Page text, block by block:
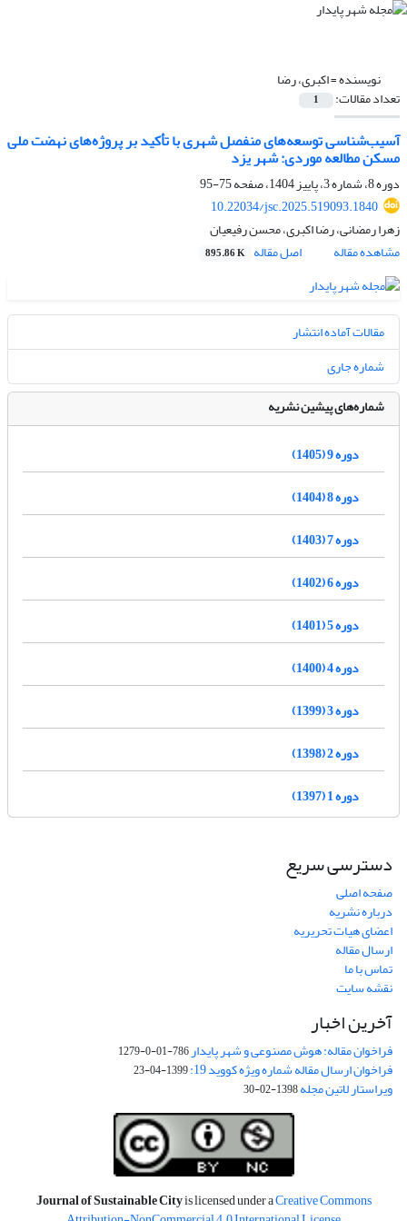
نویسنده =اکبری، رضا
تعداد مقالات: 1
آسیب‌شناسی توسعه‌های منفصل شهری با تأکید بر پروژه‌های نهضت ملی
مسکن مطالعه موردی: شهر یزد
دوره 8، شماره 3، پاییز 1404، صفحه
75-95
10.22034/jsc.2025.519093.1840
زهرا رمضانی، رضا اکبری، محسن رفیعیان
مشاهده مقاله
اصل مقاله 895.86 K
مقالات آماده انتشار
شماره جاری
شماره‌های پیشین نشریه
دوره 9 (1405)
دوره 8 (1404)
دوره 7 (1403)
دوره 6 (1402)
دوره 5 (1401)
دوره 4 (1400)
دوره 3 (1399)
دوره 2 (1398)
دوره 1 (1397)
دسترسی سریع
صفحه اصلی
درباره نشریه
اعضای هیات تحریریه
ارسال مقاله
تماس با ما
نقشه سایت
آخرین اخبار
فراخوان مقاله: هوش مصنوعی و شهر پایدار786-01-0-1279
فراخوان ارسال مقاله شماره ویژه کووید 19: 1399-04-23
ویراستار لاتین مجله1398-02-30
Journal of Sustainable Cityis licensed under aCreative Commons